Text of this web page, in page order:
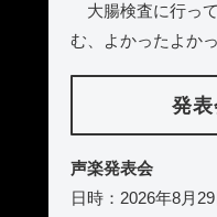
大腸検査に行っ
む、よかったよかっ
発
声楽発表会
日時：2026年8月